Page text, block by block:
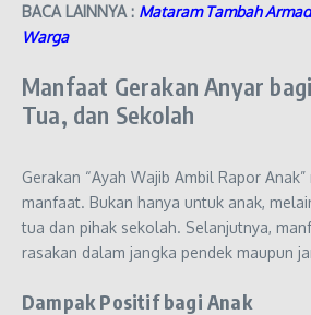
BACA LAINNYA : Mataram Tambah
Warga
Manfaat Gerakan Anyar
Tua, dan Sekolah
Gerakan “Ayah Wajib Ambil Rapor
manfaat. Bukan hanya untuk anak,
tua dan pihak sekolah. Selanjutnya,
rasakan dalam jangka pendek maupun
Dampak Positif bagi Anak